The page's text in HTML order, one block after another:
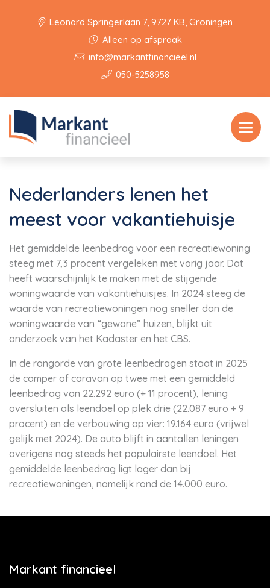
Leonard Springerlaan 7, 9727 KB, Groningen
Alleen op afspraak
info@markantfinancieel.nl
050-5258958
Nederlanders lenen het
meest voor vakantiehuisje
Het gemiddelde leenbedrag voor een recreatiewoning
steeg met 7,3 procent vergeleken met vorig jaar. Dat
heeft waarschijnlijk te maken met de stijgende
woningwaarde van vakantiehuisjes. In 2024 steeg de
waarde van recreatiewoningen nog sneller dan de
woningwaarde van “gewone” huizen, blijkt uit
onderzoek van het Kadaster en het CBS.
In de rangorde van grote leenbedragen staat in 2025
de camper of caravan op twee met een gemiddeld
leenbedrag van 22.292 euro (+ 11 procent), lening
oversluiten als leendoel op plek drie (22.087 euro + 9
procent) en de verbouwing op vier: 19.164 euro (vrijwel
gelijk met 2024). De auto blijft in aantallen leningen
overigens nog steeds het populairste leendoel. Het
gemiddelde leenbedrag ligt lager dan bij
recreatiewoningen, namelijk rond de 14.000 euro.
Markant financieel